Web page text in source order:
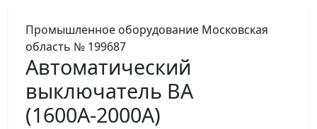
Промышленное оборудование Московская
область № 199687
Автоматический
выключатель ВА
(1600А-2000А)